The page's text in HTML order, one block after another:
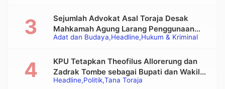
Adat dan Budaya Headline Hukum & Kriminal
Sejumlah Advokat Asal Toraja Desak
Mahkamah Agung Larang Penggunaan
Alat Berat pada Eksekusi Rumah Adat
Headline Politik Tana Toraja
KPU Tetapkan Theofilus Allorerung dan
Zadrak Tombe sebagai Bupati dan Wakil
Bupati Tana Toraja Terpilih